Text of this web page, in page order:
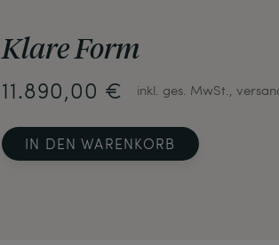
Klare Form
11.890,00 € inkl. ges. MwSt.,
IN DEN WARENKORB